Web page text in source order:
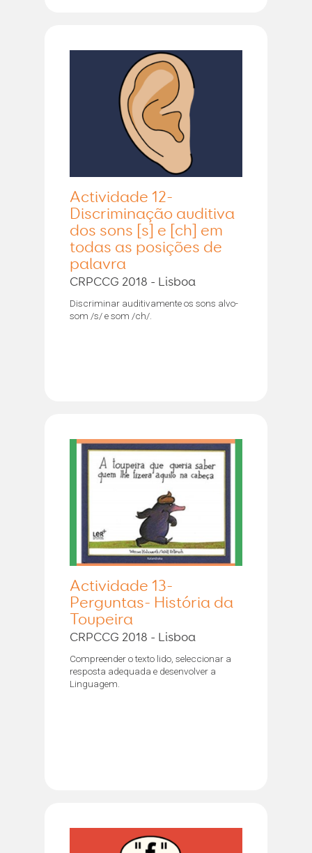
Actividade 12-
Discriminação auditiva
dos sons [s] e [ch] em
todas as posições de
palavra
CRPCCG 2018 - Lisboa
Discriminar auditivamente os sons alvo-
som /s/ e som /ch/.
Actividade 13-
Perguntas- História da
Toupeira
CRPCCG 2018 - Lisboa
Compreender o texto lido, seleccionar a
resposta adequada e desenvolver a
Linguagem.